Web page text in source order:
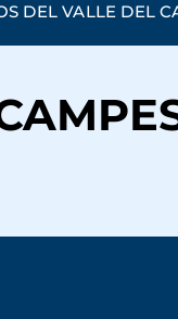
DEL VALLE DEL